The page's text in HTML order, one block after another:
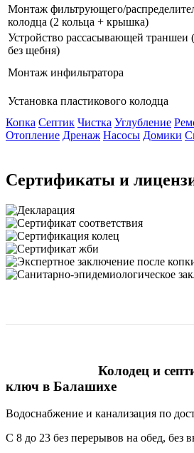
Монтаж фильтрующего/
колодца (2 кольца + крышка)
Устройство рассасывающей траншеи
без щебня)
Монтаж инфильтратора
Установка пластикового колодца
Копка Септик Чистка Углубление
Отопление Дренаж Насосы Домики
Сертификаты и
Колодец и
ключ в Балашихе
Водоснабжение и канализация по
С 8 до 23 без перерывов на обед, без